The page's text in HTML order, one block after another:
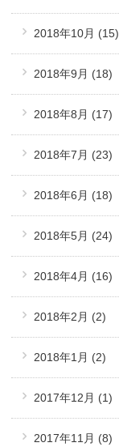
2018年10月 (15)
2018年9月 (18)
2018年8月 (17)
2018年7月 (23)
2018年6月 (18)
2018年5月 (24)
2018年4月 (16)
2018年2月 (2)
2018年1月 (2)
2017年12月 (1)
2017年11月 (8)